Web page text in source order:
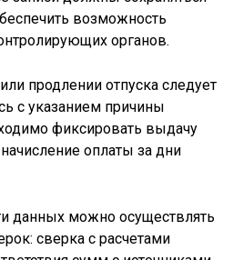
возможность
органов.
продлении отпуска следует
с указанием причины
фиксировать выдачу
оплаты за дни
данных можно осуществлять
сверка с расчетами